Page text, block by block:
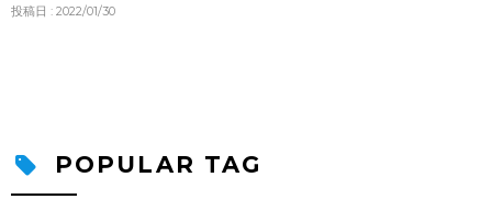
投稿日 : 2022/01/30
POPULAR TAG